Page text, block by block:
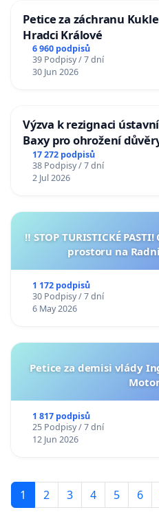
Petice za záchranu
Hradci Králové
6 960 podpisů
39 Podpisy / 7 dní
30 Jun 2026
Výzva k rezignaci
Baxy pro ohrožení
17 272 podpisů
38 Podpisy / 7 dní
2 Jul 2026
‼️ STOP TURISTICKÉ
prostoru na
1 172 podpisů
30 Podpisy / 7 dní
6 May 2026
Petice za demisi vlády
1 817 podpisů
25 Podpisy / 7 dní
12 Jun 2026
1 2 3 4 5 6